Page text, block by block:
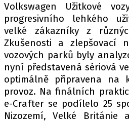
Volkswagen Užitkové
progresivního lehkého
velké zákazníky z
Zkušenosti a zlepšovací
vozových parků byly
nyní představená sériová
optimálně připravena na
provoz. Na finálních
e-Crafter se podílelo 25
Nizozemí, Velké Británie